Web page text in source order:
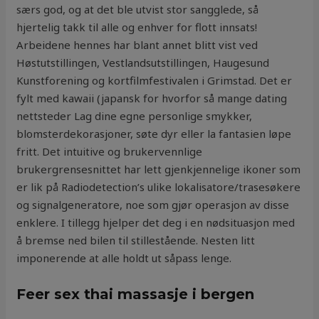
særs god, og at det ble utvist stor sangglede, så
hjertelig takk til alle og enhver for flott innsats!
Arbeidene hennes har blant annet blitt vist ved
Høstutstillingen, Vestlandsutstillingen, Haugesund
Kunstforening og kortfilmfestivalen i Grimstad. Det er
fylt med kawaii (japansk for hvorfor så mange dating
nettsteder Lag dine egne personlige smykker,
blomsterdekorasjoner, søte dyr eller la fantasien løpe
fritt. Det intuitive og brukervennlige
brukergrensesnittet har lett gjenkjennelige ikoner som
er lik på Radiodetection’s ulike lokalisatore/trasesøkere
og signalgeneratore, noe som gjør operasjon av disse
enklere. I tillegg hjelper det deg i en nødsituasjon med
å bremse ned bilen til stillestående. Nesten litt
imponerende at alle holdt ut såpass lenge.
Feer sex thai massasje i bergen